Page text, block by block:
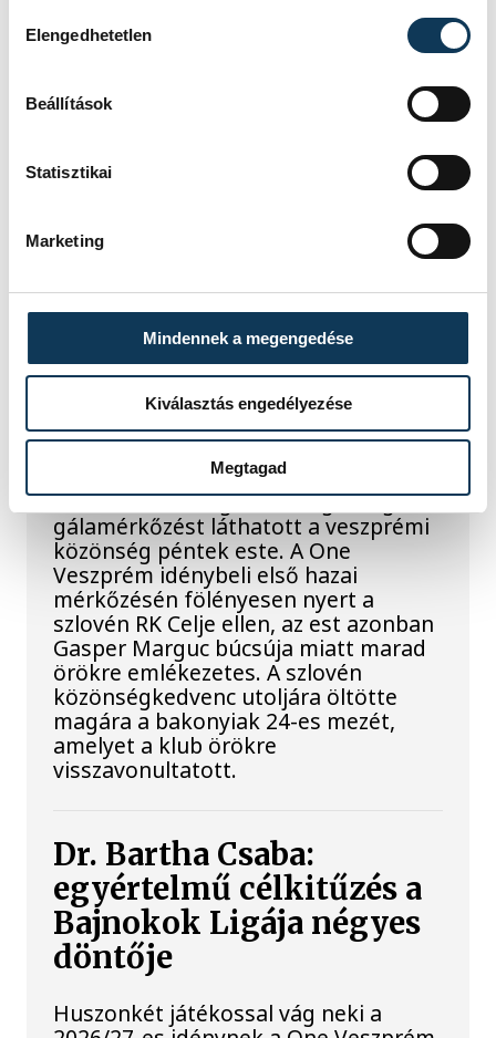
Elengedhetetlen
Beállítások
Statisztikai
Marketing
Mindennek a megengedése
Kiválasztás engedélyezése
Megtagad
be, hogyan teszik izgalmassá a
A gólok mellett a
könnyek is potyogtak –
Gasper Marguc
elköszönt Veszprémtől
Érzelmekben és gólokban gazdag
gálamérkőzést láthatott a veszprémi
közönség péntek este. A One
Veszprém idénybeli első hazai
mérkőzésén fölényesen nyert a
szlovén RK Celje ellen, az est azonban
Gasper Marguc búcsúja miatt marad
örökre emlékezetes. A szlovén
közönségkedvenc utoljára öltötte
magára a bakonyiak 24-es mezét,
amelyet a klub örökre
visszavonultatott.
Dr. Bartha Csaba:
egyértelmű célkitűzés a
Bajnokok Ligája négyes
döntője
Huszonkét játékossal vág neki a